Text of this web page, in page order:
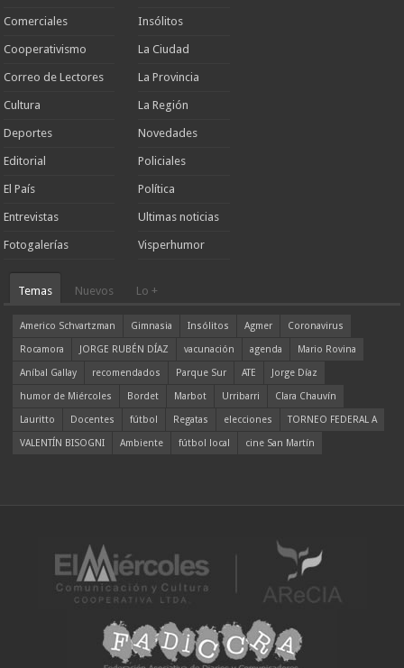
Comerciales
Cooperativismo
Correo de Lectores
Cultura
Deportes
Editorial
El País
Entrevistas
Fotogalerías
Insólitos
La Ciudad
La Provincia
La Región
Novedades
Policiales
Política
Ultimas noticias
Visperhumor
Temas Nuevos Lo +
Americo Schvartzman Gimnasia Insólitos Agmer
Coronavirus
Rocamora
JORGE RUBÉN DÍAZ vacunación agenda
Mario Rovina
Aníbal Gallay
recomendados Parque Sur ATE
Jorge Díaz
humor de Miércoles
Bordet Marbot Urribarri
Clara Chauvín
Lauritto
Docentes fútbol Regatas elecciones
TORNEO FEDERAL A
VALENTÍN BISOGNI
Ambiente fútbol local cine San Martín